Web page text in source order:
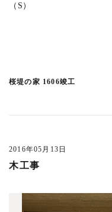
東久留米の家
恵比寿の集合住宅 1804竣工
深大寺の家1712竣工
吉祥寺北町の家 (4)
（S）
桜堤の家 1606竣工
2016年05月13日
木工事